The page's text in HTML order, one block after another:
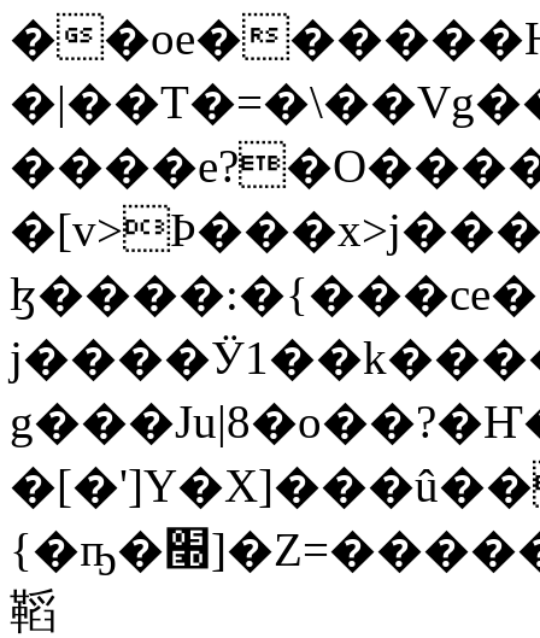
��oe�
{�ҧ�׭]�Z=�������=����t���]��?l
鞱